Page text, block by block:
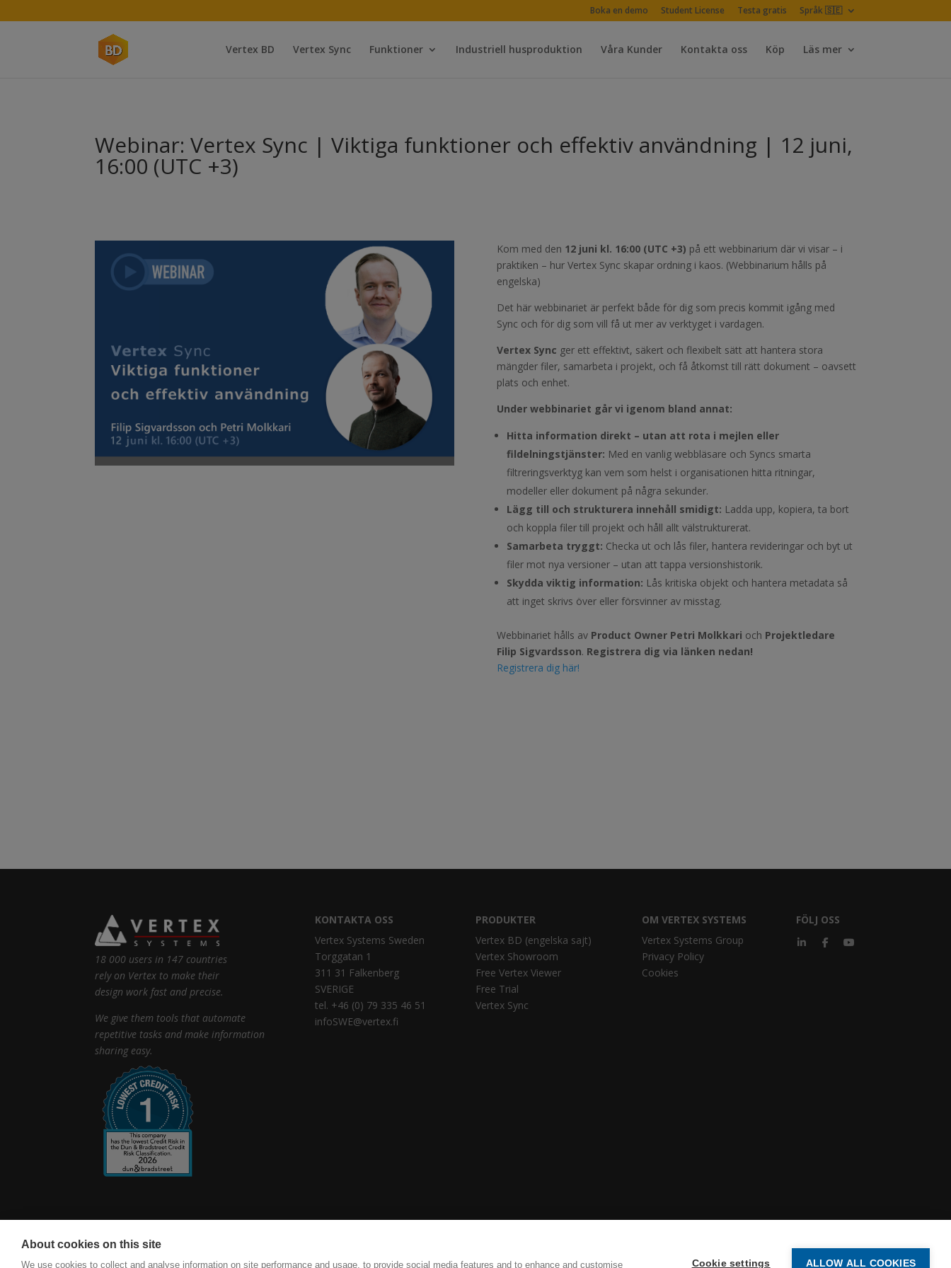
Boka en demo Student License Testa gratis Språk 🇸🇪
Vertex BD Vertex Sync Funktioner Industriell husproduktion Våra Kunder Kontakta oss Köp Läs mer
Webinar: Vertex Sync | Viktiga funktioner och effektiv användning | 12 juni,
16:00 (UTC +3)
Kom med den 12 juni kl. 16:00 (UTC +3) på ett webbinarium där vi visar – i
praktiken – hur Vertex Sync skapar ordning i kaos. (Webbinarium hålls på
engelska)
Det här webbinariet är perfekt både för dig som precis kommit igång med
Sync och för dig som vill få ut mer av verktyget i vardagen.
Vertex Sync ger ett effektivt, säkert och flexibelt sätt att hantera stora
mängder filer, samarbeta i projekt, och få åtkomst till rätt dokument – oavsett
plats och enhet.
Under webbinariet går vi igenom bland annat:
Hitta information direkt – utan att rota i mejlen eller
fildelningstjänster: Med en vanlig webbläsare och Syncs smarta
filtreringsverktyg kan vem som helst i organisationen hitta ritningar,
modeller eller dokument på några sekunder.
Lägg till och strukturera innehåll smidigt: Ladda upp, kopiera, ta bort
och koppla filer till projekt och håll allt välstrukturerat.
Samarbeta tryggt: Checka ut och lås filer, hantera revideringar och byt ut
filer mot nya versioner – utan att tappa versionshistorik.
Skydda viktig information: Lås kritiska objekt och hantera metadata så
att inget skrivs över eller försvinner av misstag.
Webbinariet hålls av Product Owner Petri Molkkari och Projektledare
Filip Sigvardsson. Registrera dig via länken nedan!
Registrera dig här!
18 000 users in 147 countries
rely on Vertex to make their
design work fast and precise.
We give them tools that automate
repetitive tasks and make information
sharing easy.
KONTAKTA OSS
Vertex Systems Sweden
Torggatan 1
311 31 Falkenberg
SVERIGE
tel. +46 (0) 79 335 46 51
infoSWE@vertex.fi
PRODUKTER
Vertex BD (engelska sajt)
Vertex Showroom
Free Vertex Viewer
Free Trial
Vertex Sync
OM VERTEX SYSTEMS
Vertex Systems Group
Privacy Policy
Cookies
FÖLJ OSS
vertexcad.com
About cookies on this site
We use cookies to collect and analyse information on site performance and usage, to provide social media features and to enhance and customise Cookie settings ALLOW ALL COOKIES